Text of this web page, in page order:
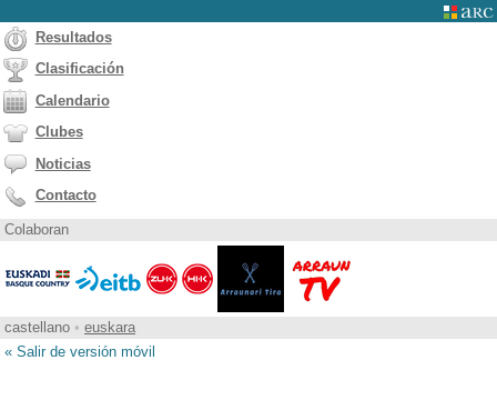
Resultados
Clasificación
Calendario
Clubes
Noticias
Contacto
Colaboran
castellano • euskara
« Salir de versión móvil